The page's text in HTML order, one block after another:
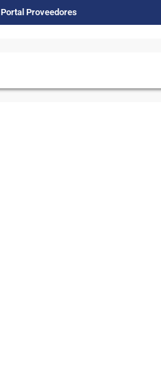
Portal Proveedores